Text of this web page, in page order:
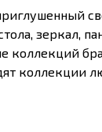
зеркал,
коллекций
коллекции